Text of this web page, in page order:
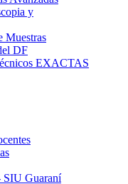
y
Muestras
DF
EXACTAS
SIU Guaraní